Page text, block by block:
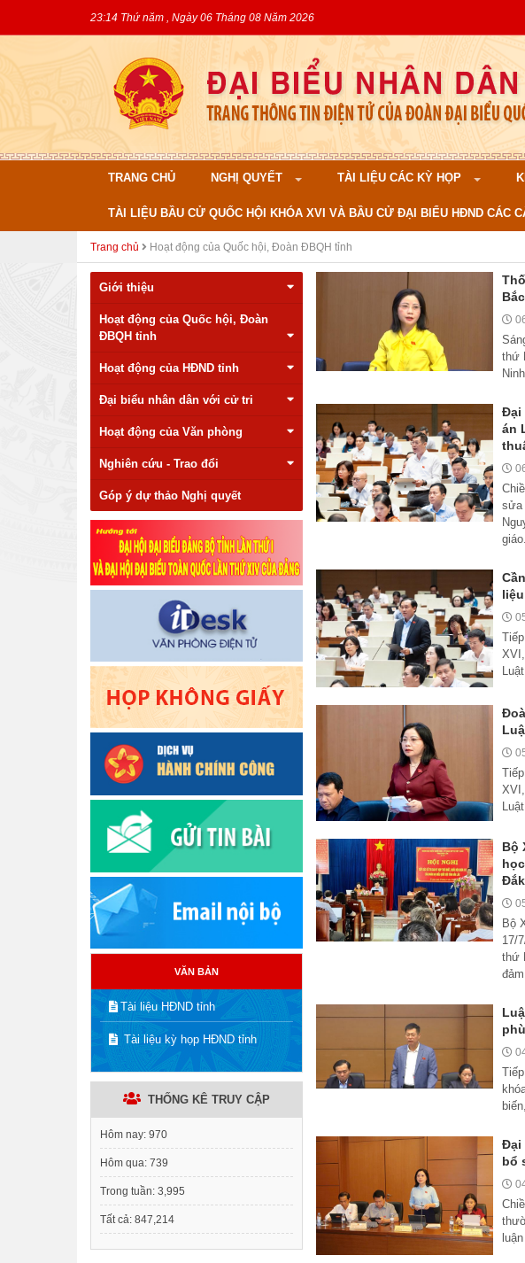
23:14 Thứ năm , Ngày 06 Tháng 08 Năm 2026
TRANG CHỦ NGHỊ QUYẾT TÀI LIỆU CÁC KỲ HỌP
TÀI LIỆU BẦU CỬ QUỐC HỘI KHÓA XVI VÀ BẦU CỬ ĐẠI BIỂU HĐND CÁC
Trang chủ Hoạt động của Quốc hội, Đoàn ĐBQH tỉnh
Giới thiệu
Hoạt động của Quốc hội, Đoàn
ĐBQH tỉnh
Hoạt động của HĐND tỉnh
Đại biểu nhân dân với cử tri
Hoạt động của Văn phòng
Nghiên cứu - Trao đổi
Góp ý dự thảo Nghị quyết
VĂN BẢN
Tài liệu HĐND tỉnh
Tài liệu kỳ họp HĐND tỉnh
THỐNG KÊ TRUY CẬP
Hôm nay: 970
Hôm qua: 739
Trong tuần: 3,995
Tất cả: 847,214
thứ
Đại
án
sửa
Bộ
Bộ
17/
thứ
Đại
bổ